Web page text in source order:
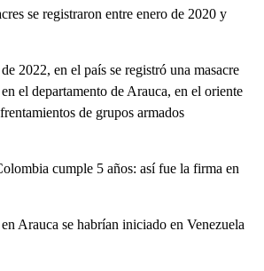
se registraron entre enero de 2020 y
2022, en el país se registró una masacre
el departamento de Arauca, en el oriente
de grupos armados
cumple 5 años: así fue la firma en
Arauca se habrían iniciado en Venezuela